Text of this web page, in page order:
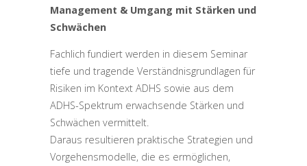
Management & Umgang mit Stärken und
Schwächen
Fachlich fundiert werden in diesem Seminar
tiefe und tragende Verständnisgrundlagen für
Risiken im Kontext ADHS sowie aus dem
ADHS-Spektrum erwachsende Stärken und
Schwächen vermittelt.
Daraus resultieren praktische Strategien und
Vorgehensmodelle, die es ermöglichen,